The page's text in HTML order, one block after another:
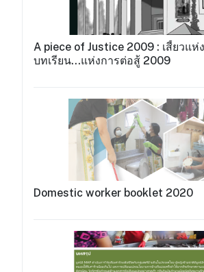
A piece of Justice 2009 : เสี้ยวแห่
บทเรียน...แห่งการต่อสู้ 2009
Domestic worker booklet 2020